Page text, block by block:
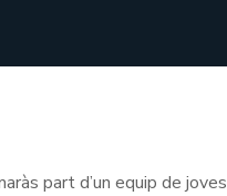
part d’un equip de joves